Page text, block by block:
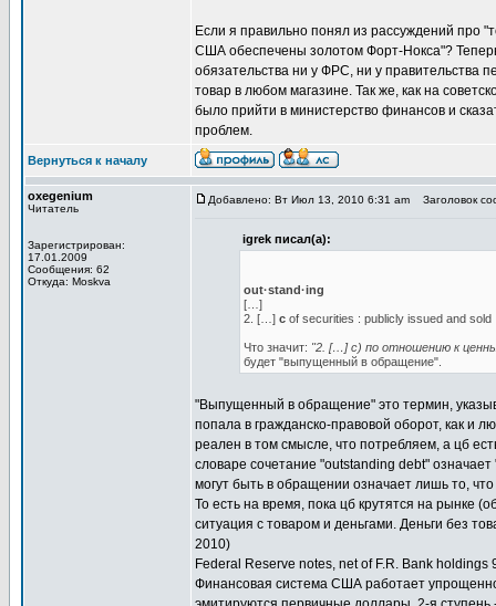
Если я правильно понял из рассуждений про
США обеспечены золотом Форт-Нокса"? Теперь
обязательства ни у ФРС, ни у правительства
товар в любом магазине. Так же, как на
было прийти в министерство финансов и
проблем.
Вернуться к началу
oxegenium
Читатель
Зарегистрирован:
17.01.2009
Сообщения: 62
Откуда: Moskva
Добавлено: Вт Июл 13, 2010 6:31 am Заголовок
igrek писал(а):
out·stand·ing
[…]
2. […] c of securities : publicly issued and sold
Что значит: "2. […] c) по отношению к
будет "выпущенный в обращение".
"Выпущенный в обращение" это термин,
попала в гражданско-правовой оборот, как и
реален в том смысле, что потребляем, а цб
словаре сочетание "outstanding debt"
могут быть в обращении означает лишь то,
То есть на время, пока цб крутятся на рынке
ситуация с товаром и деньгами. Деньги без
2010)
Federal Reserve notes, net of F.R. Bank holdings
Финансовая система США работает